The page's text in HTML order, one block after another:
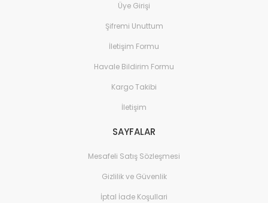
Üye Girişi
Şifremi Unuttum
İletişim Formu
Havale Bildirim Formu
Kargo Takibi
İletişim
SAYFALAR
Mesafeli Satış Sözleşmesi
Gizlilik ve Güvenlik
İptal İade Koşullari